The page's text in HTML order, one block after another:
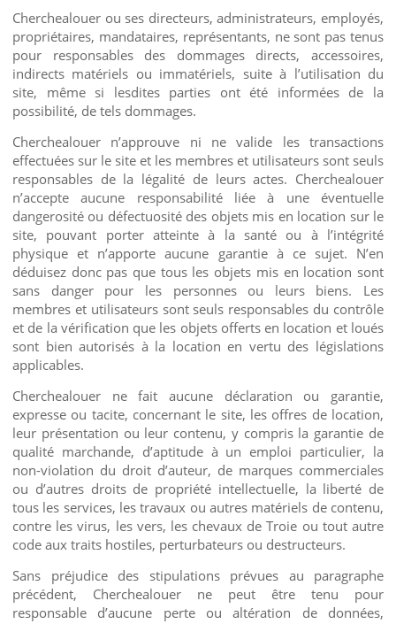
Cherchealouer ou ses directeurs, administrateurs, employés,
propriétaires, mandataires, représentants, ne sont pas tenus
pour responsables des dommages directs, accessoires,
indirects matériels ou immatériels, suite à l’utilisation du
site, même si lesdites parties ont été informées de la
possibilité, de tels dommages.
Cherchealouer n’approuve ni ne valide les transactions
effectuées sur le site et les membres et utilisateurs sont seuls
responsables de la légalité de leurs actes. Cherchealouer
n’accepte aucune responsabilité liée à une éventuelle
dangerosité ou défectuosité des objets mis en location sur le
site, pouvant porter atteinte à la santé ou à l’intégrité
physique et n’apporte aucune garantie à ce sujet. N’en
déduisez donc pas que tous les objets mis en location sont
sans danger pour les personnes ou leurs biens. Les
membres et utilisateurs sont seuls responsables du contrôle
et de la vérification que les objets offerts en location et loués
sont bien autorisés à la location en vertu des législations
applicables.
Cherchealouer ne fait aucune déclaration ou garantie,
expresse ou tacite, concernant le site, les offres de location,
leur présentation ou leur contenu, y compris la garantie de
qualité marchande, d’aptitude à un emploi particulier, la
non-violation du droit d’auteur, de marques commerciales
ou d’autres droits de propriété intellectuelle, la liberté de
tous les services, les travaux ou autres matériels de contenu,
contre les virus, les vers, les chevaux de Troie ou tout autre
code aux traits hostiles, perturbateurs ou destructeurs.
Sans préjudice des stipulations prévues au paragraphe
précédent, Cherchealouer ne peut être tenu pour
responsable d’aucune perte ou altération de données,